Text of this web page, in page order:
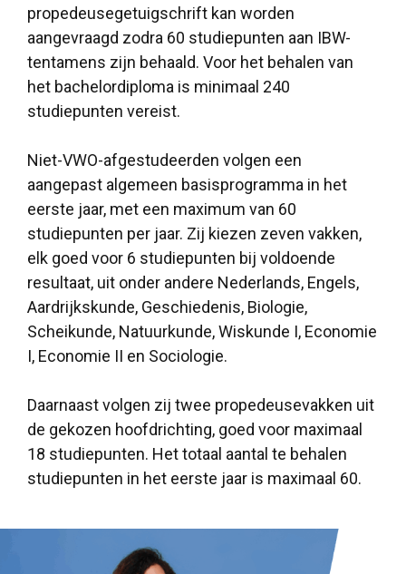
propedeusegetuigschrift kan worden
aangevraagd zodra 60 studiepunten aan IBW-
tentamens zijn behaald. Voor het behalen van
het bachelordiploma is minimaal 240
studiepunten vereist.
Niet-VWO-afgestudeerden volgen een
aangepast algemeen basisprogramma in het
eerste jaar, met een maximum van 60
studiepunten per jaar. Zij kiezen zeven vakken,
elk goed voor 6 studiepunten bij voldoende
resultaat, uit onder andere Nederlands, Engels,
Aardrijkskunde, Geschiedenis, Biologie,
Scheikunde, Natuurkunde, Wiskunde I, Economie
I, Economie II en Sociologie.
Daarnaast volgen zij twee propedeusevakken uit
de gekozen hoofdrichting, goed voor maximaal
18 studiepunten. Het totaal aantal te behalen
studiepunten in het eerste jaar is maximaal 60.